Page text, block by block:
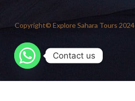
Copyright© Explore Sahara Tours 2024
Contact us